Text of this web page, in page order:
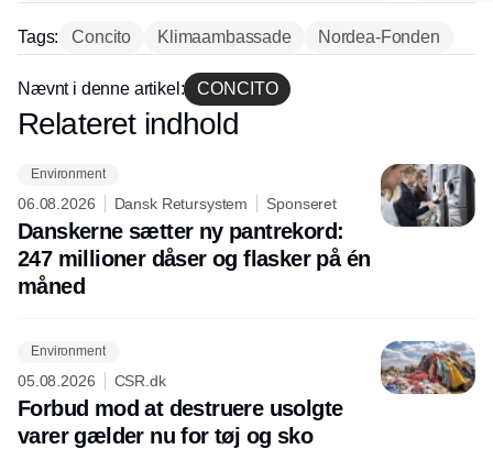
Tags: Concito Klimaambassade Nordea-Fonden
Nævnt i denne artikel: CONCITO
Annonce
Relateret indhold
Environment
06.08.2026 Dansk Retursystem Sponseret
Danskerne sætter ny pantrekord:
247 millioner dåser og flasker på én
måned
Environment
05.08.2026 CSR.dk
Forbud mod at destruere usolgte
varer gælder nu for tøj og sko